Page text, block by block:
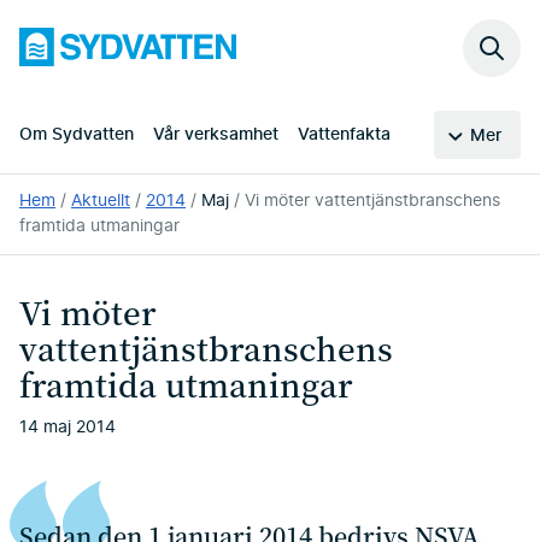
huvudinnehållet
Sydvatten
Om Sydvatten Vår verksamhet Vattenfakta Mer
Sök
Du
är
här:
Hem Aktuellt 2014 Maj
Vi möter vattentjänstbranschens
framtida utmaningar
Vi möter
vattentjänstbranschens
framtida utmaningar
14 maj 2014